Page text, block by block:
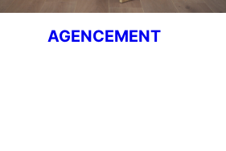
AGENCEMENT